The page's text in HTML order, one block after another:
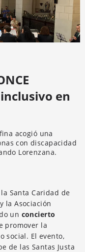
en
acogió una
con discapacidad
Lorenzana.
Santa Caridad de
la Asociación
un concierto
promover la
social. El evento,
de las Santas Justa